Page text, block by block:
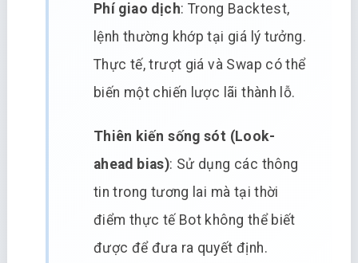
Phí giao dịch: Trong Backtest,
lệnh thường khớp tại giá lý tưởng.
Thực tế, trượt giá và Swap có thể
biến một chiến lược lãi thành lỗ.
Thiên kiến sống sót (Look-
ahead bias): Sử dụng các thông
tin trong tương lai mà tại thời
điểm thực tế Bot không thể biết
được để đưa ra quyết định.